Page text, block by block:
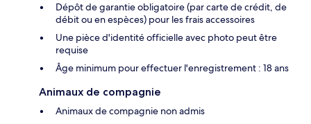
Dépôt de garantie obligatoire (par carte de crédit, de
débit ou en espèces) pour les frais accessoires
Une pièce d'identité officielle avec photo peut être
requise
Âge minimum pour effectuer l'enregistrement : 18 ans
Animaux de compagnie
Animaux de compagnie non admis